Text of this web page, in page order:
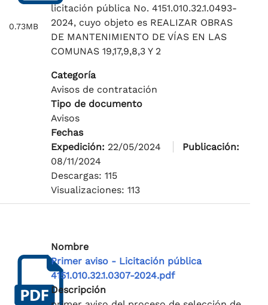
0.73MB
licitación pública No. 4151.010.32.1.0493-
2024, cuyo objeto es REALIZAR OBRAS
DE MANTENIMIENTO DE VÍAS EN LAS
COMUNAS 19,17,9,8,3 Y 2
Categoría
Avisos de contratación
Tipo de documento
Avisos
Fechas
Expedición: 22/05/2024
Publicación:
08/11/2024
Descargas: 115
Visualizaciones: 113
Nombre
Primer aviso - Licitación pública
4151.010.32.1.0307-2024.pdf
Descripción